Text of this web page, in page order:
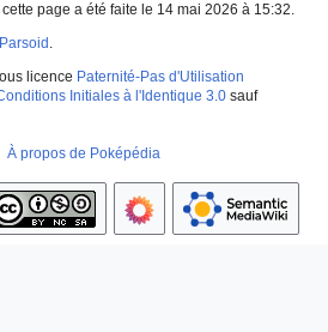
page a été faite le 14 mai 2026 à 15:32.
Parsoid .
licence Paternité-Pas d'Utilisation
Initiales à l'Identique 3.0 sauf
À propos de Poképédia